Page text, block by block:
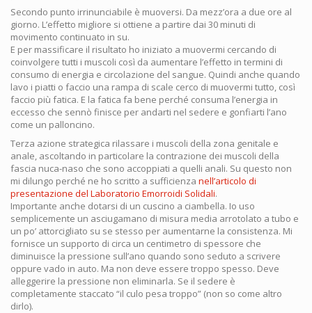
Secondo punto irrinunciabile è muoversi. Da mezz’ora a due ore al
giorno. L’effetto migliore si ottiene a partire dai 30 minuti di
movimento continuato in su.
E per massificare il risultato ho iniziato a muovermi cercando di
coinvolgere tutti i muscoli così da aumentare l’effetto in termini di
consumo di energia e circolazione del sangue. Quindi anche quando
lavo i piatti o faccio una rampa di scale cerco di muovermi tutto, così
faccio più fatica. E la fatica fa bene perché consuma l’energia in
eccesso che sennò finisce per andarti nel sedere e gonfiarti l’ano
come un palloncino.
Terza azione strategica rilassare i muscoli della zona genitale e
anale, ascoltando in particolare la contrazione dei muscoli della
fascia nuca-naso che sono accoppiati a quelli anali. Su questo non
mi dilungo perché ne ho scritto a sufficienza nell’articolo di
presentazione del Laboratorio Emorroidi Solidali.
Importante anche dotarsi di un cuscino a ciambella. Io uso
semplicemente un asciugamano di misura media arrotolato a tubo e
un po’ attorcigliato su se stesso per aumentarne la consistenza. Mi
fornisce un supporto di circa un centimetro di spessore che
diminuisce la pressione sull’ano quando sono seduto a scrivere
oppure vado in auto. Ma non deve essere troppo spesso. Deve
alleggerire la pressione non eliminarla. Se il sedere è
completamente staccato “il culo pesa troppo” (non so come altro
dirlo).